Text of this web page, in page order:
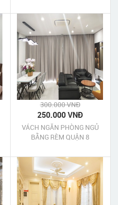
300.000 VNĐ
250.000 VNĐ
VÁCH NGĂN PHÒNG NGỦ
BẰNG RÈM QUẬN 8